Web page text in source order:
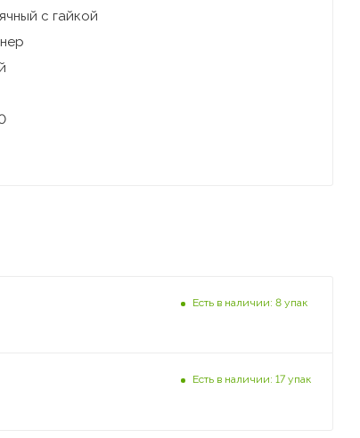
с гайкой
Есть в наличии: 8 упак
Есть в наличии: 17 упак